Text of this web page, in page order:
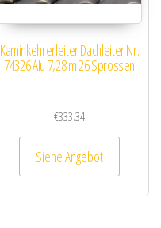
Kaminkehrerleiter Dachleiter Nr.
74326 Alu 7,28 m 26 Sprossen
€333.34
Siehe Angebot